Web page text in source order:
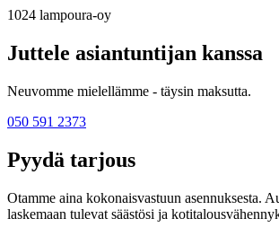
1024 lampoura-oy
Juttele asiantuntijan kanssa
Neuvomme mielellämme - täysin maksutta.
050 591 2373
Pyydä tarjous
Otamme aina kokonaisvastuun asennuksesta.
laskemaan tulevat säästösi ja